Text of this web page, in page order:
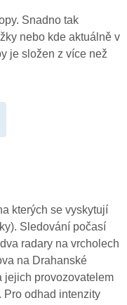
Snadno tak
nebo kde aktuálně v
je složen z více než
kterých se vyskytují
Sledování počasí
radary na vrcholech
na Drahanské
jejich provozovatelem
Pro odhad intenzity